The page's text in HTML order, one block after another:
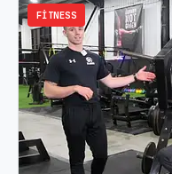
FITNESS